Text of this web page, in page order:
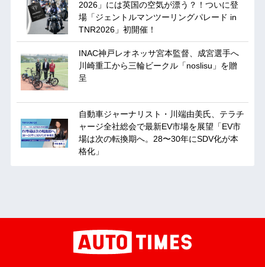
2026」には英国の空気が漂う？！ついに登
場「ジェントルマンツーリングパレード in
TNR2026」初開催！
INAC神戸レオネッサ宮本監督、成宮選手へ
川崎重工から三輪ビークル「noslisu」を贈
呈
自動車ジャーナリスト・川端由美氏、テラチ
ャージ全社総会で最新EV市場を展望「EV市
場は次の転換期へ。28〜30年にSDV化が本
格化」